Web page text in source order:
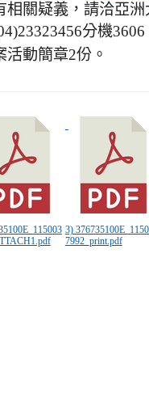
相關疑義，請洽亞
分機3606
活動簡章2份。
3)
7992_print.pdf